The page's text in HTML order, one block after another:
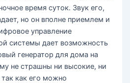
время суток. Звук его,
но он вполне приемлем и
управление
системы дает возможность
генератор для дома на
не страшны ни высокие, ни
как его можно